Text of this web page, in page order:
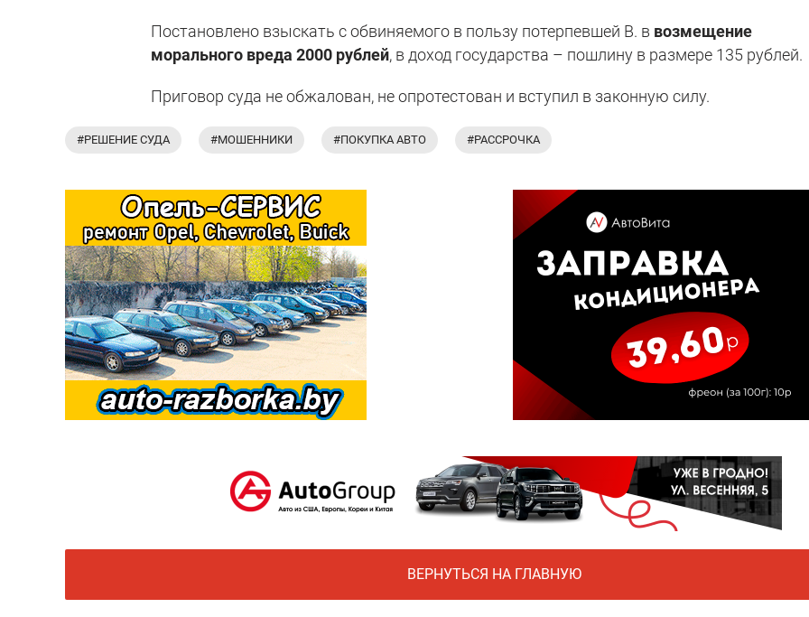
Постановлено взыскать с обвиняемого в пользу потерпевшей В. в возмещение
морального вреда 2000 рублей, в доход государства – пошлину в размере 135 рублей.
Приговор суда не обжалован, не опротестован и вступил в законную силу.
#РЕШЕНИЕ СУДА #МОШЕННИКИ #ПОКУПКА АВТО #РАССРОЧКА
ВЕРНУТЬСЯ НА ГЛАВНУЮ